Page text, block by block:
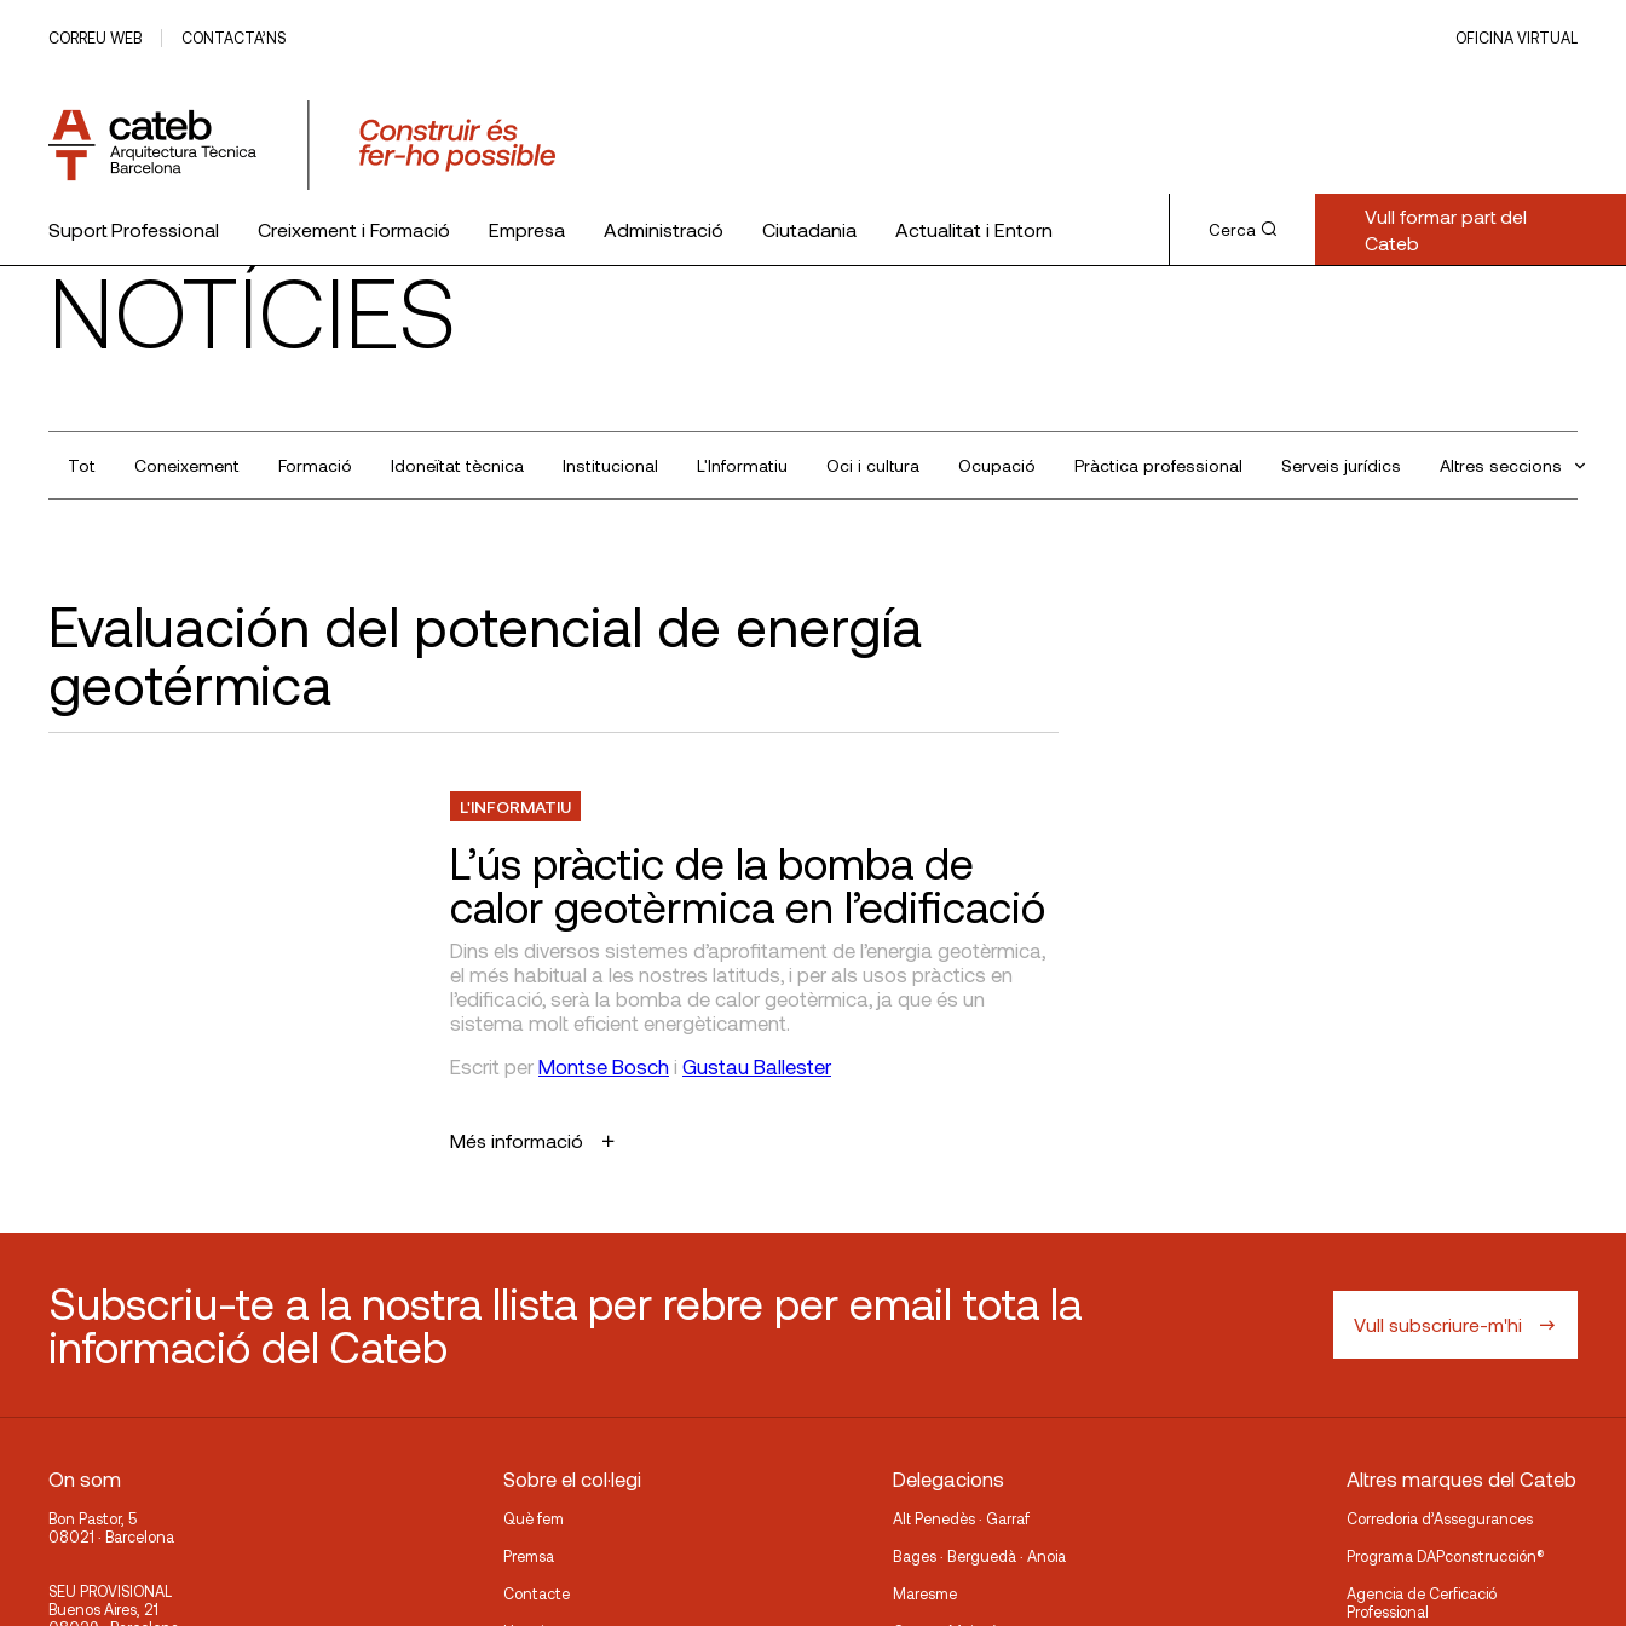
CORREU WEB CONTACTA’NS OFICINA VIRTUAL
Suport Professional Creixement i Formació Empresa Administració Ciutadania Actualitat i Entorn
El Col·legi
Cerca
Vull formar part del
Cateb
NOTÍCIES
Tot Coneixement Formació Idoneïtat tècnica Institucional L'Informatiu Oci i cultura Ocupació Pràctica professional Serveis jurídics Altres seccions
Evaluación del potencial de energía
geotérmica
L'INFORMATIU
L’ús pràctic de la bomba de
calor geotèrmica en l’edificació
Dins els diversos sistemes d’aprofitament de l’energia geotèrmica,
el més habitual a les nostres latituds, i per als usos pràctics en
l’edificació, serà la bomba de calor geotèrmica, ja que és un
sistema molt eficient energèticament.
Escrit per Montse Bosch i Gustau Ballester
Més informació
Subscriu-te a la nostra llista per rebre per email tota la
informació del Cateb
Vull subscriure-m'hi
On som
Bon Pastor, 5
08021 · Barcelona
SEU PROVISIONAL
Buenos Aires, 21
Sobre el col·legi
Què fem
Premsa
Contacte
Delegacions
Alt Penedès · Garraf
Bages · Berguedà · Anoia
Maresme
Altres marques del Cateb
Corredoria d’Assegurances
Programa DAPconstrucción®
Agencia de Cerficació
Professional